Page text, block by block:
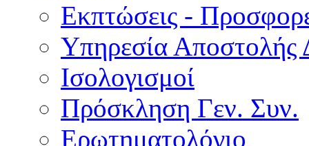
Εκπτώσεις -
Υπηρεσία Αποστολής
Ισολογισμοί
Πρόσκληση Γεν. Συν.
Ερωτηματολόγιο